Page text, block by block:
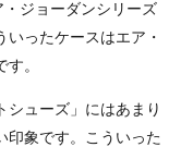
ジョーダンシリーズ
ったケースはエア・
。
シューズ」にはあまり
印象です。こういった